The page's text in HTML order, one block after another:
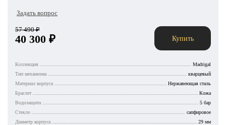
Задать вопрос
57 490₽
40 300 ₽ Купить
Коллекция
Madrigal
Тип механизма
кварцевый
Материал корпуса
Нержавеющая сталь
Браслет
Кожа
Водозащита
5 бар
Стекло
сапфировое
Диаметр корпуса
29 мм